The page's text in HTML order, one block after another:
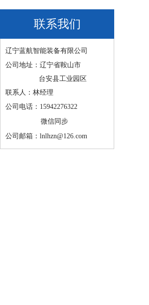
联系我们
辽宁蓝航智能装备有限公司
公司地址：辽宁省鞍山市
台安县工业园区
联系人：林经理
公司电话：15942276322
微信同步
公司邮箱：lnlhzn@126.com